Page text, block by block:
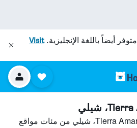
متوفر أيضاً باللغة الإنجليزية.Visit
ابحث عن فنادق في Tierra Amarilla، شيلي من مئات مواقع